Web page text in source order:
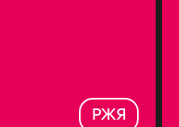
РЖЯ